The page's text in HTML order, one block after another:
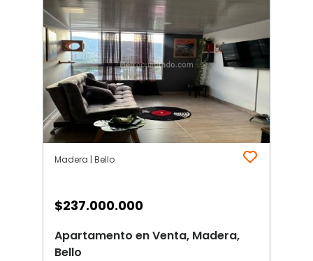
Madera | Bello
$237.000.000
Apartamento en Venta, Madera,
Bello